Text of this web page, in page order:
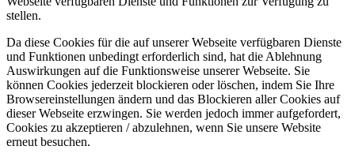
stellen.
Da diese Cookies für die auf unserer Webseite verfügbaren Dienste
und Funktionen unbedingt erforderlich sind, hat die Ablehnung
Auswirkungen auf die Funktionsweise unserer Webseite. Sie
können Cookies jederzeit blockieren oder löschen, indem Sie Ihre
Browsereinstellungen ändern und das Blockieren aller Cookies auf
dieser Webseite erzwingen. Sie werden jedoch immer aufgefordert,
Cookies zu akzeptieren / abzulehnen, wenn Sie unsere Website
erneut besuchen.